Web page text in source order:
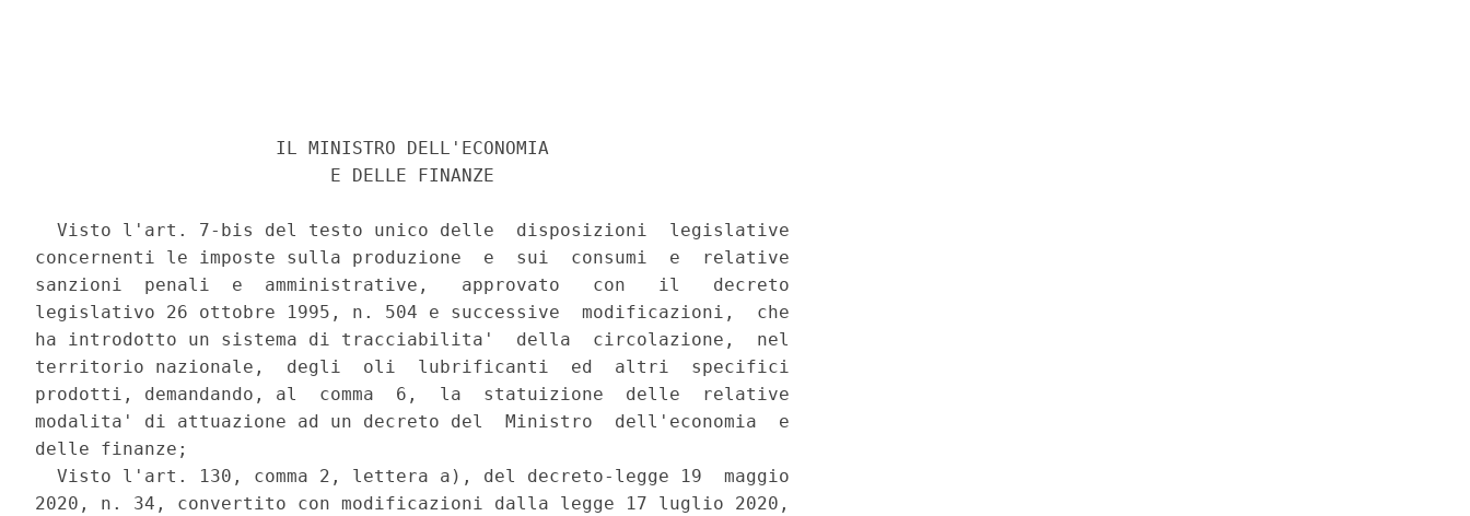
                      IL MINISTRO DELL'ECONOMIA
                           E DELLE FINANZE
  Visto l'art. 7-bis del testo unico delle  disposizioni  legislative
concernenti le imposte sulla produzione  e  sui  consumi  e  relative
sanzioni  penali  e  amministrative,   approvato   con   il   decreto
legislativo 26 ottobre 1995, n. 504 e successive  modificazioni,  che
ha introdotto un sistema di tracciabilita'  della  circolazione,  nel
territorio nazionale,  degli  oli  lubrificanti  ed  altri  specifici
prodotti, demandando, al  comma  6,  la  statuizione  delle  relative
modalita' di attuazione ad un decreto del  Ministro  dell'economia  e
delle finanze;
  Visto l'art. 130, comma 2, lettera a), del decreto-legge 19  maggio
2020, n. 34, convertito con modificazioni dalla legge 17 luglio 2020,